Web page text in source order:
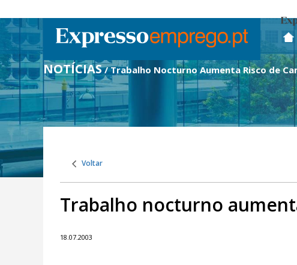
NOTÍCIAS / Trabalho Nocturno Aumenta Risco de
Voltar
Trabalho nocturno
18.07.2003